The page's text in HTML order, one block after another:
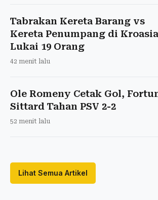
Tabrakan Kereta Barang vs
Kereta Penumpang di Kroasia
Lukai 19 Orang
42 menit lalu
Ole Romeny Cetak Gol,
Sittard Tahan PSV 2-2
52 menit lalu
Lihat Semua Artikel